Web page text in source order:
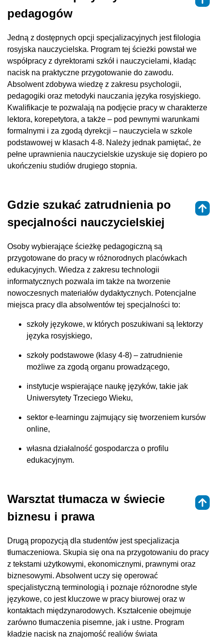
pedagogów
Jedną z dostępnych opcji specjalizacyjnych jest filologia
rosyjska nauczycielska. Program tej ścieżki powstał we
współpracy z dyrektorami szkół i nauczycielami, kładąc
nacisk na praktyczne przygotowanie do zawodu.
Absolwent zdobywa wiedzę z zakresu psychologii,
pedagogiki oraz metodyki nauczania języka rosyjskiego.
Kwalifikacje te pozwalają na podjęcie pracy w charakterze
lektora, korepetytora, a także – pod pewnymi warunkami
formalnymi i za zgodą dyrekcji – nauczyciela w szkole
podstawowej w klasach 4-8. Należy jednak pamiętać, że
pełne uprawnienia nauczycielskie uzyskuje się dopiero po
ukończeniu studiów drugiego stopnia.
Gdzie szukać zatrudnienia po
specjalności nauczycielskiej
Osoby wybierające ścieżkę pedagogiczną są
przygotowane do pracy w różnorodnych placówkach
edukacyjnych. Wiedza z zakresu technologii
informatycznych pozwala im także na tworzenie
nowoczesnych materiałów dydaktycznych. Potencjalne
miejsca pracy dla absolwentów tej specjalności to:
szkoły językowe, w których poszukiwani są lektorzy
języka rosyjskiego,
szkoły podstawowe (klasy 4-8) – zatrudnienie
możliwe za zgodą organu prowadzącego,
instytucje wspierające naukę języków, takie jak
Uniwersytety Trzeciego Wieku,
sektor e-learningu zajmujący się tworzeniem kursów
online,
własna działalność gospodarcza o profilu
edukacyjnym.
Warsztat tłumacza w świecie
biznesu i prawa
Drugą propozycją dla studentów jest specjalizacja
tłumaczeniowa. Skupia się ona na przygotowaniu do pracy
z tekstami użytkowymi, ekonomicznymi, prawnymi oraz
biznesowymi. Absolwent uczy się operować
specjalistyczną terminologią i poznaje różnorodne style
językowe, co jest kluczowe w pracy biurowej oraz w
kontaktach międzynarodowych. Kształcenie obejmuje
zarówno tłumaczenia pisemne, jak i ustne. Program
kładzie nacisk na znajomość realiów świata